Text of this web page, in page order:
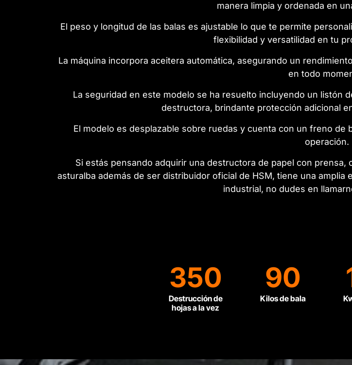
manera limpia y ordenada en
El peso y longitud de las balas es ajustable lo que te permite
flexibilidad y versatilidad en tu
La máquina incorpora aceitera automática, asegurando un
en todo
La seguridad en este modelo se ha resuelto incluyendo un listón
destructora, brindante protección adicional
El modelo es desplazable sobre ruedas y cuenta con un freno
operación.
Si estás pensando adquirir una destructora de papel con
asturalba además de ser distribuidor oficial de HSM, tiene una
industrial, no dudes en
350
Destrucción de
hojas a la vez
90
Kilos de bala